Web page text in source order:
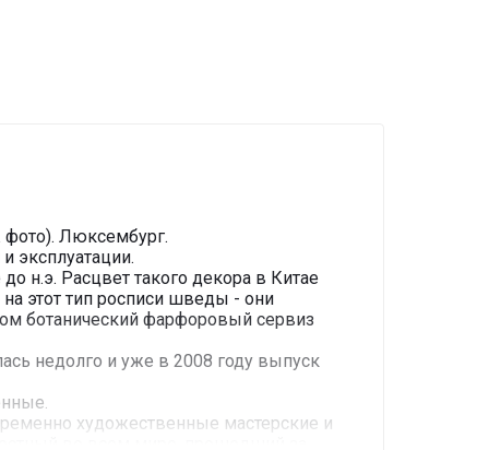
фото). Люксембург.
эксплуатации.
н.э. Расцвет такого декора в Китае
этот тип росписи шведы - они
ботанический фарфоровый сервиз
недолго и уже в 2008 году выпуск
художественные мастерские и